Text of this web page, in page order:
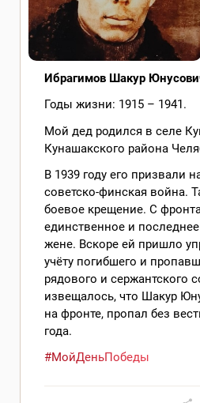
Ибрагимов Шакур
Годы жизни: 1915 – 1941.
Мой дед родился в селе
Кунашакского района
В 1939 году его призвали
советско-финская война.
боевое крещение. С
единственное и
жене. Вскоре ей пришло
учёту погибшего и
рядового и сержантского
извещалось, что Шакур
на фронте, пропал без
года.
#МойДеньПобеды